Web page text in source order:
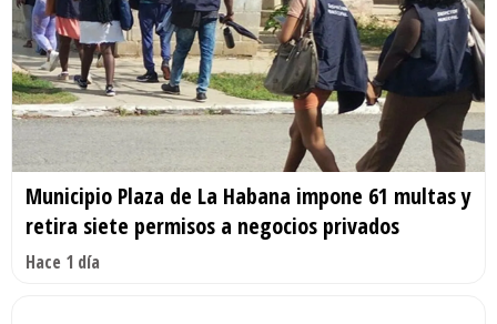
Municipio Plaza de La Habana impone 61 multas y
retira siete permisos a negocios privados
Hace 1 día